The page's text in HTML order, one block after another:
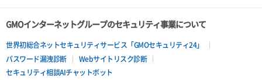
GMOインターネットグループのセキュリティ事業について
世界初総合ネットセキュリティサービス「GMOセキュリティ24」
パスワード漏洩診断
Webサイトリスク診断
セキュリティ相談AIチャットボット